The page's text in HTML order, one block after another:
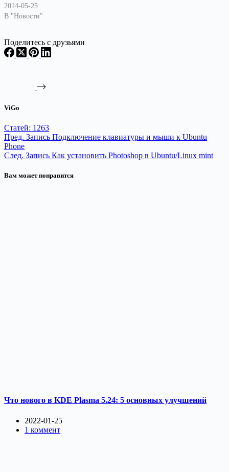
2014-05-25
В "Новости"
Поделитесь с друзьями
ViGo
Статей: 1263
Пред. Запись Подключение клавиатуры и мыши к Ubuntu
Phone
След. Запись Как установить Photoshop в Ubuntu/Linux mint
Вам может понравится
Что нового в KDE Plasma 5.24: 5 основных улучшений
2022-01-25
1 коммент